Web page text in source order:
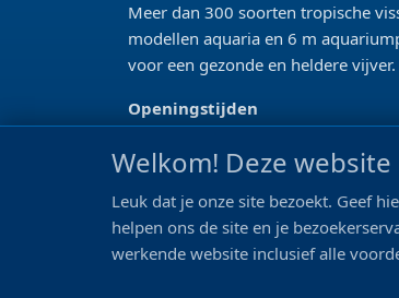
Meer dan 300 soorten tropische
modellen aquaria en 6 m
voor een gezonde en heldere vijver.
Openingstijden
Za: 09:00 - 17:00
REVIEWS
Welkom! Deze
Leuk dat je onze site bezoekt. Geef
helpen ons de site en je
werkende website inclusief alle